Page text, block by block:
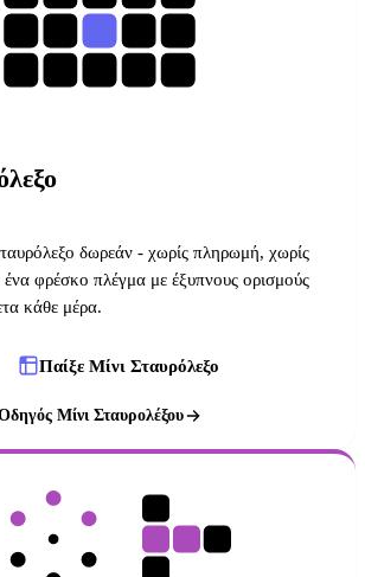
δωρεάν - χωρίς πληρωμή, χωρίς
φρέσκο πλέγμα με έξυπνους ορισμούς
κάθε μέρα.
Παίξε Μίνι Σταυρόλεξο
Μίνι Σταυρολέξου